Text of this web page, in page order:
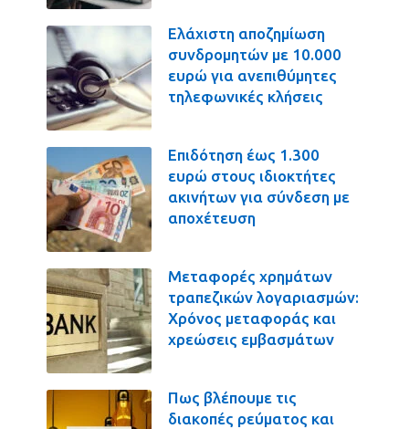
Ελάχιστη αποζημίωση
συνδρομητών με 10.000
ευρώ για ανεπιθύμητες
τηλεφωνικές κλήσεις
Επιδότηση έως 1.300
ευρώ στους ιδιοκτήτες
ακινήτων για σύνδεση με
αποχέτευση
Μεταφορές χρημάτων
τραπεζικών λογαριασμών:
Χρόνος μεταφοράς και
χρεώσεις εμβασμάτων
Πως βλέπουμε τις
διακοπές ρεύματος και